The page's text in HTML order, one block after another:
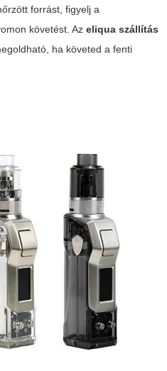
forrást, figyelj a
követést. Az eliqua szállítás
ha követed a fenti